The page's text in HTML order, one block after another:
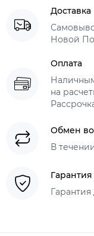
Доставка
Новой
Оплата
на
Обмен
В
Гарантия